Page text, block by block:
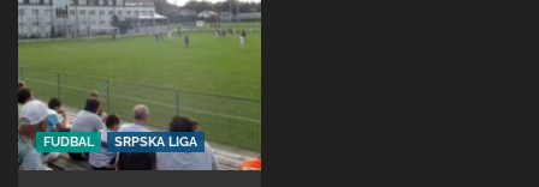
FUDBAL SRPSKA LIGA